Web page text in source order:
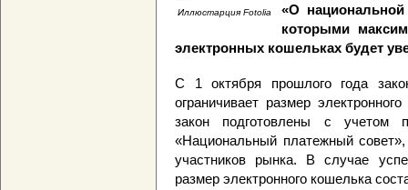
Иллюстарция Fotolia
«О национальной
которыми
электронных кошельках будет
С 1 октября прошлого года
ограничивает размер
закон подготовлены с учетом
«Национальный платежный
участников рынка. В случае
размер электронного кошелька